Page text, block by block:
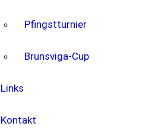
Pfingstturnier
Brunsviga-Cup
Links
Kontakt